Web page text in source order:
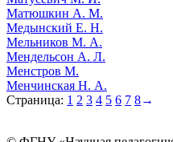
Матюшкин А. М.
Медынский Е. Н.
Мельников М. А.
Мендельсон А. Л.
Менстров М.
Менчинская Н. А.
Страница: 1 2 3 4 5 6 7 8→